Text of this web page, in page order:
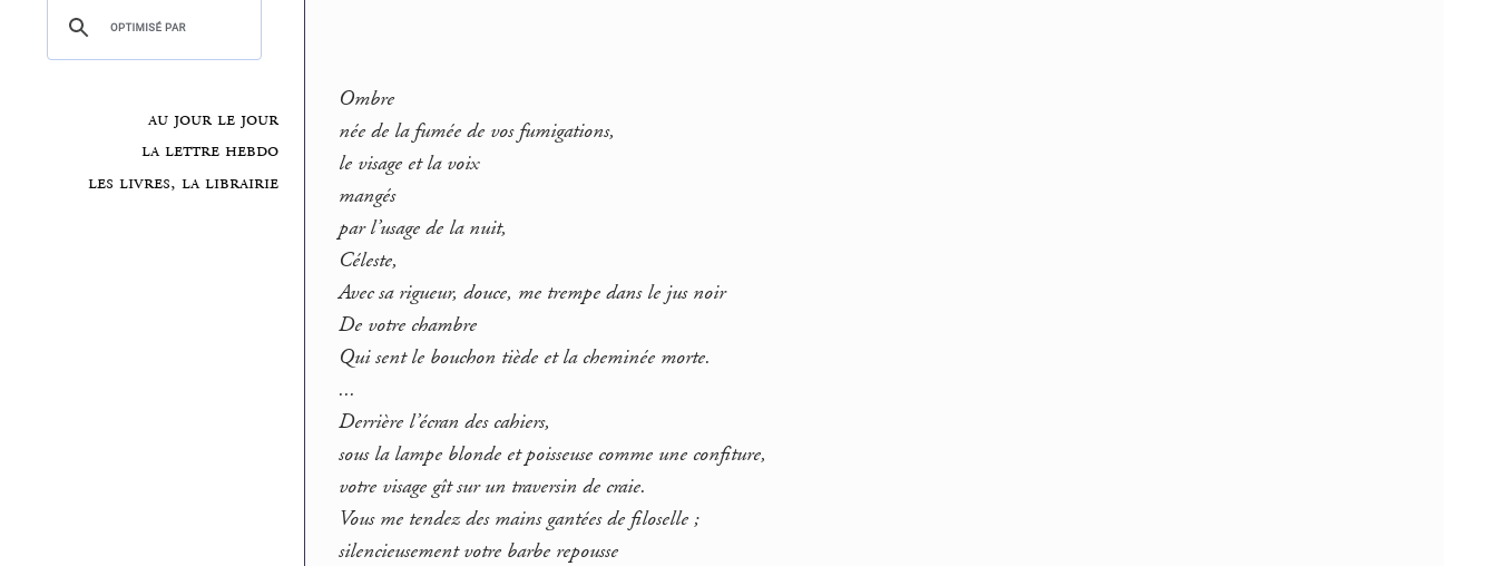
au jour le jour
la lettre hebdo
les livres, la librairie
Ombre
née de la fumée de vos fumigations,
le visage et la voix
mangés
par l’usage de la nuit,
Céleste,
Avec sa rigueur, douce, me trempe dans le jus noir
De votre chambre
Qui sent le bouchon tiède et la cheminée morte.
...
Derrière l’écran des cahiers,
sous la lampe blonde et poisseuse comme une confiture,
votre visage gît sur un traversin de craie.
Vous me tendez des mains gantées de filoselle ;
silencieusement votre barbe repousse